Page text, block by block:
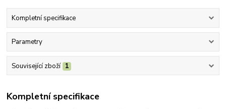
Kompletní specifikace
Parametry
Související zboží 1
Kompletní specifikace